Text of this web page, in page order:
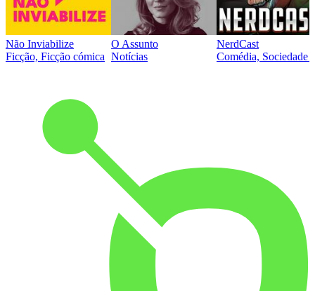
Não Inviabilize
Ficção, Ficção cómica
O Assunto
Notícias
NerdCast
Comédia, Sociedade